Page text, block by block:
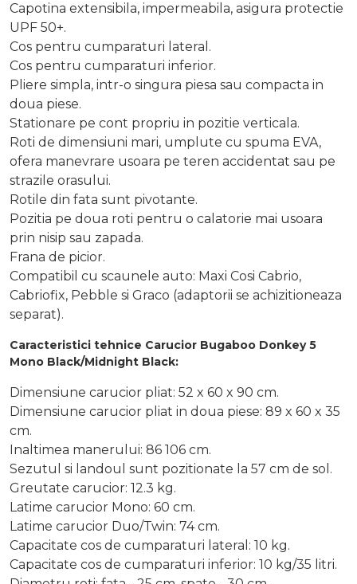
Capotina extensibila, impermeabila, asigura protectie
UPF 50+.
Cos pentru cumparaturi lateral.
Cos pentru cumparaturi inferior.
Pliere simpla, intr-o singura piesa sau compacta in
doua piese.
Stationare pe cont propriu in pozitie verticala.
Roti de dimensiuni mari, umplute cu spuma EVA,
ofera manevrare usoara pe teren accidentat sau pe
strazile orasului.
Rotile din fata sunt pivotante.
Pozitia pe doua roti pentru o calatorie mai usoara
prin nisip sau zapada.
Frana de picior.
Compatibil cu scaunele auto: Maxi Cosi Cabrio,
Cabriofix, Pebble si Graco (adaptorii se achizitioneaza
separat).
Caracteristici tehnice Carucior Bugaboo Donkey 5
Mono Black/Midnight Black:
Dimensiune carucior pliat: 52 x 60 x 90 cm.
Dimensiune carucior pliat in doua piese: 89 x 60 x 35
cm.
Inaltimea manerului: 86 106 cm.
Sezutul si landoul sunt pozitionate la 57 cm de sol.
Greutate carucior: 12.3 kg.
Latime carucior Mono: 60 cm.
Latime carucior Duo/Twin: 74 cm.
Capacitate cos de cumparaturi lateral: 10 kg.
Capacitate cos de cumparaturi inferior: 10 kg/35 litri.